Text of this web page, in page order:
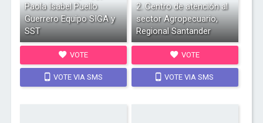
Paola Isabel Puello
Guerrero Equipo SIGA y
SST
VOTE
VOTE VIA SMS
2. Centro de atención al
sector Agropecuario,
Regional Santander
VOTE
VOTE VIA SMS